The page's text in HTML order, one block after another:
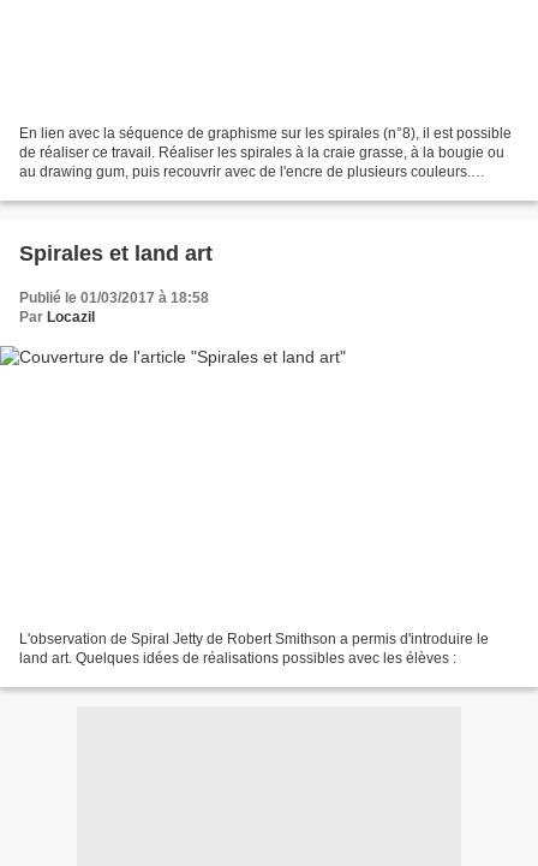
En lien avec la séquence de graphisme sur les spirales (n°8), il est possible
de réaliser ce travail. Réaliser les spirales à la craie grasse, à la bougie ou
au drawing gum, puis recouvrir avec de l'encre de plusieurs couleurs.
Spirales et land art
Publié le 01/03/2017 à 18:58
Par Locazil
L'observation de Spiral Jetty de Robert Smithson a permis d'introduire le
land art. Quelques idées de réalisations possibles avec les élèves :